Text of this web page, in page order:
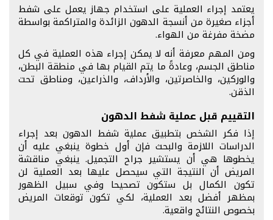
يعتمد إجراء العملية على استخدام جهاز يعمل على شفط
أجزاء صغيرة من أنسجة الدهون الزائدة والمتراكمة بواسطة
مضخة مفرغة من الهواء.
ومن المهم معرفة أنه لا يمكن إجراء هذه العملية في كل
مناطق الجسم، وعادةً ما يتم القيام بها في منطقة البطن،
والوركين، والخاصرتين، والأرداف، والذراعين، ومناطق تحت
الذقن.
التقييم قبل عملية شفط الدهون
إذا فكر الشخص بتطبيق عملية شفط الدهون بعد إجراء
الدراسات اللازمة والبحث فإن أول خطوة ينبغي عليه أن
يخطوها هي أن يستشير جراح التجميل. ينبغي مناقشة
المريض أن النتيجة التي سيحصل عليها بعد العملية لن
تكون الكمال بل ستكون تصحيحا وفي سبيل الظهور
بمظهر أفضل بعد العملية، لكي تكون توقعات المريض
بخصوص النتائج واقعية.